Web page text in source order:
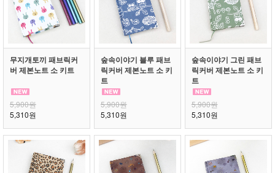
무지개토끼 패브릭커
버 제본노트 소 키트
5,900원
5,310원
숲속이야기 블루 패브
릭커버 제본노트 소 키
트
5,900원
5,310원
숲속이야기 그린 패브
릭커버 제본노트 소 키
트
5,900원
5,310원